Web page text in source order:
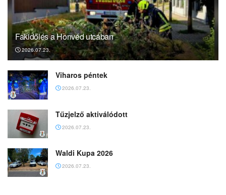
Fakidőlés a Honvéd utcában
2026.07.23.
Viharos péntek
2026.07.23.
Tűzjelző aktiválódott
2026.07.23.
Waldi Kupa 2026
2026.07.23.